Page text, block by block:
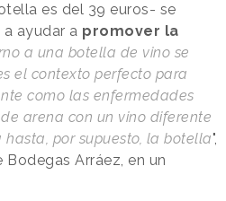
es del 39 euros- se
ayudar a promover la
a una botella de vino se
el contexto perfecto para
como las enfermedades
arena con un vino diferente
por supuesto, la botella",
Arráez, en un